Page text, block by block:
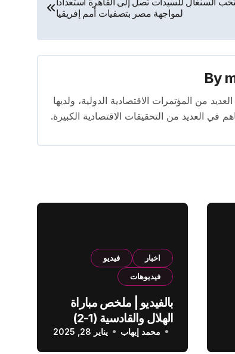
لمواجهة مصر بتصفيات أمم إفريقيا
By
شاركت في تغطية العديد من المؤتمرات الاقتصادية الدولية، ولديها
في العديد من التحقيقات الاقتصادية الكبيرة.
اخبار
فيديو
فيديوهات
بالفيديو | ملخص مباراة
الهلال والقادسية (1-2)
الدوري السعودي
محمد إيهاب يناير 28, 2025